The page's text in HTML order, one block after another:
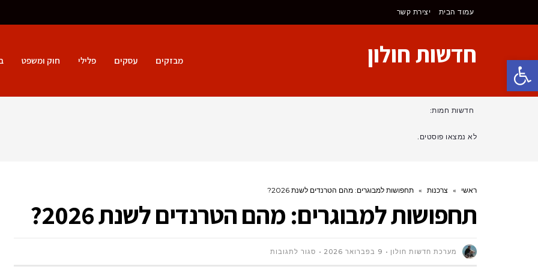
פתח סרגל נגישות
עמוד הבית יצירת קשר
חדשות חולון מבזקים עסקים פלילי חוק ומשפט
חדשות חמות:
לא נמצאו פוסטים.
ראשי » צרכנות » תחפושות למבוגרים: מהם הטרנדים לשנת 2026?
תחפושות למבוגרים: מהם הטרנדים לשנת 2026?
מערכת חדשות חולון 9 בפברואר 2026 סגור לתגובותעל